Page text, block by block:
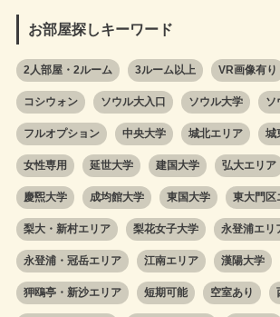
お部屋探しキーワード
2人部屋・2ルーム 3ルーム以上 VR画像有り
コシウォン ソウル大入口 ソウル大学 ソ
フルオプション 中央大学 城北エリア 城
女性専用 延世大学 建国大学 弘大エリア
慶煕大学 成均館大学 東国大学 東大門区
梨大・新村エリア 梨花女子大学 永登浦エリ
永登浦・冠岳エリア 江南エリア 漢陽大学
狎鴎亭・新沙エリア 短期可能 空室あり